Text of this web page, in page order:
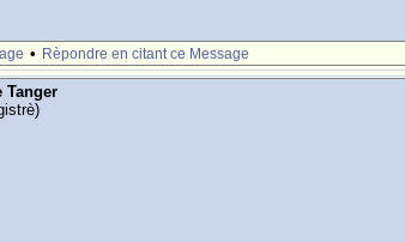
• Rèpondre en citant ce Message
Tanger